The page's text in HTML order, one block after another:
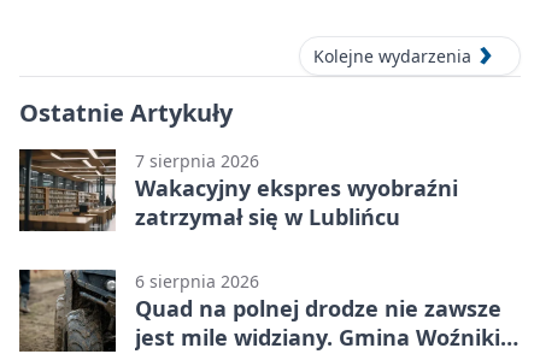
Kolejne wydarzenia
Ostatnie Artykuły
7 sierpnia 2026
Wakacyjny ekspres wyobraźni
zatrzymał się w Lublińcu
6 sierpnia 2026
Quad na polnej drodze nie zawsze
jest mile widziany. Gmina Woźniki